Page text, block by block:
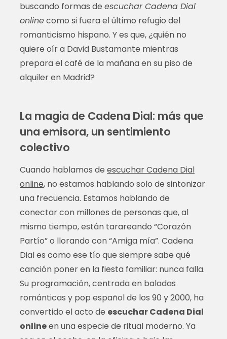
buscando formas de escuchar Cadena Dial
onlinecomo si fuera el último refugio del
romanticismo hispano. Y es que, ¿quién no
quiere oír a David Bustamante mientras
prepara el café de la mañana en su piso de
alquiler en Madrid?
La magia de Cadena Dial: más que
una emisora, un sentimiento
colectivo
Cuando hablamos de escuchar Cadena Dial
online, no estamos hablando solo de sintonizar
una frecuencia. Estamos hablando de
conectar con millones de personas que, al
mismo tiempo, están tarareando “Corazón
Partío” o llorando con “Amiga mía”. Cadena
Dial es como ese tío que siempre sabe qué
canción poner en la fiesta familiar: nunca falla.
Su programación, centrada en baladas
románticas y pop español de los 90 y 2000, ha
convertido el acto de escuchar Cadena Dial
onlineen una especie de ritual moderno. Ya